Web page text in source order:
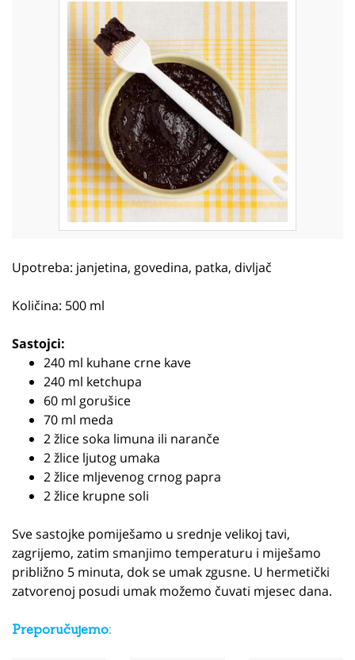
Upotreba: janjetina, govedina, patka, divljač
Količina: 500 ml
Sastojci:
240 ml kuhane crne kave
240 ml ketchupa
60 ml gorušice
70 ml meda
2 žlice soka limuna ili naranče
2 žlice ljutog umaka
2 žlice mljevenog crnog papra
2 žlice krupne soli
Sve sastojke pomiješamo u srednje velikoj tavi,
zagrijemo, zatim smanjimo temperaturu i miješamo
približno 5 minuta, dok se umak zgusne. U hermetički
zatvorenoj posudi umak možemo čuvati mjesec dana.
Preporučujemo: